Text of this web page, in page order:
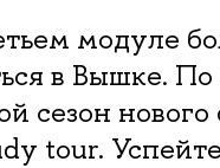
модуле
в Вышке.
сезон
tour.